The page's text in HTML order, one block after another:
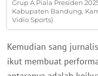
Grup A Piala Presiden
Kabupaten Bandung,
Vidio Sports)
Kemudian sang
ikut membuat